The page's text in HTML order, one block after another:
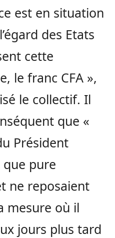
est en situation
des Etats
cette
le franc CFA »,
le collectif. Il
que «
Président
que pure
ne reposaient
mesure où il
jours plus tard